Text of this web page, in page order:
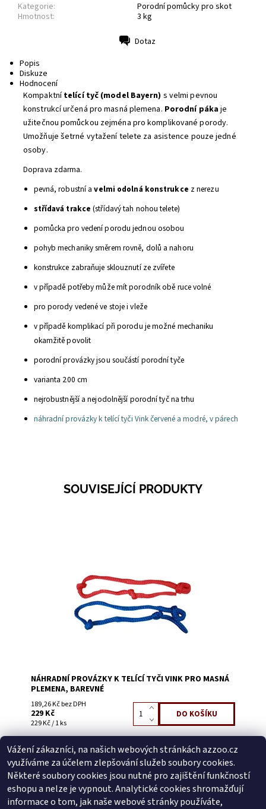
Kategorie:
Porodní pomůcky pro skot
Hmotnost:
3 kg
Dotaz
Popis
Diskuze
Hodnocení
Kompaktnítelící tyč (model Bayern) s velmi pevnou
konstrukcí určená pro masná plemena. Porodní pákaje
užitečnou pomůckou zejména pro komplikované porody.
Umožňuje šetrné vytažení telete za asistence pouze jedné
osoby.
Doprava zdarma.
pevná, robustní avelmi odolná konstrukce z nerezu
střídavá trakce (střídavý tah nohou telete)
pomůcka pro vedení porodu jednou osobou
pohyb mechaniky směrem rovně, dolů a nahoru
konstrukce zabraňuje sklouznutí ze zvířete
v případě potřeby může mít porodník obě ruce volné
pro porody vedené ve stoje i vleže
v případě komplikací při porodu je možné mechaniku
okamžitě povolit
porodní provázky jsou součástí porodní tyče
varianta 200 cm
nejrobustnější a nejodolnější porodní tyč na trhu
náhradní provázky k telící tyči Vink červené a modré, v párech
SOUVISEJÍCÍ PRODUKTY
NÁHRADNÍ PROVÁZKY K TELÍCÍ TYČI VINK PRO MASNÁ
PLEMENA, BAREVNÉ
189,26 Kč bez DPH
229 Kč
229 Kč / 1 ks
Buďte první, kdo napíše příspěvek k této položce.
Přidat komentář
Buďte první, kdo napíše příspěvek k této položce.
Přidat hodnocení
Vážení zákazníci, na našich webových stránkách azzoo.cz
využíváme za účelem zlepšování služeb soubory cookies.
Některé soubory cookies jsou nutné pro zajištění funkčností
eshopu a nelze je vypnout. Analytické cookies shromažďují
informace o tom, jak naše webové stránky používáte,